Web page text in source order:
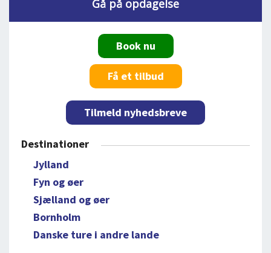
Gå på opdagelse
Book nu
Få et tilbud
Tilmeld nyhedsbreve
Destinationer
Jylland
Fyn og øer
Sjælland og øer
Bornholm
Danske ture i andre lande